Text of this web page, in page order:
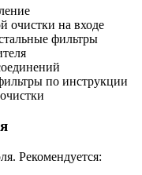
очистки на входе
фильтры
по инструкции
Рекомендуется: